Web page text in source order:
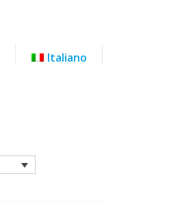
Italiano
Italiano